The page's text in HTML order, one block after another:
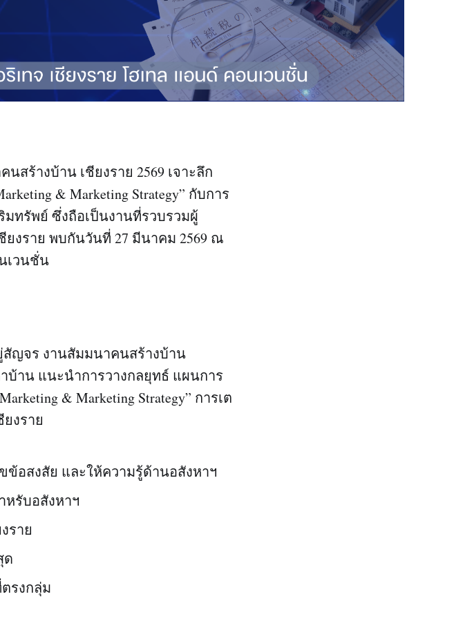
ร้างบ้าน เชียงราย 2569 เจาะลึก
& Marketing Strategy” กับการ
มทรัพย์ ซึ่งถือเป็นงานที่รวบรวมผู้
งราย พบกันวันที่ 27 มีนาคม 2569 ณ
เวนชั่น
ญจร งานสัมมนาคนสร้างบ้าน
บ้าน แนะนำการวางกลยุทธ์ แผนการ
& Marketing Strategy” การเต
งราย
ข้อสงสัย และให้ความรู้ด้านอสังหาฯ
หรับอสังหาฯ
ราย
ด
รงกลุ่ม